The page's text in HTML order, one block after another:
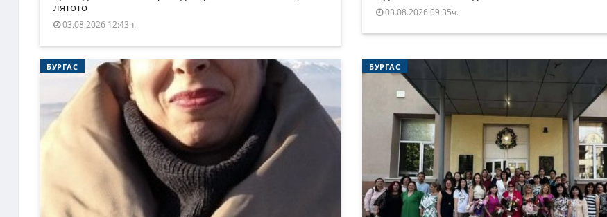
лятото
03.08.2026 12:43ч.
03.08.2026 09:35ч.
БУРГАС БУРГАС